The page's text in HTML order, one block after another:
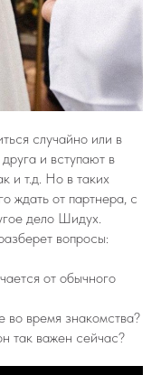
случайно или в
и вступают в
и т.д. Но в таких
ждать от партнера, с
дело Шидух.
вопросы:
от обычного
во время знакомства?
так важен сейчас?